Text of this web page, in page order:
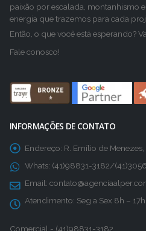
paixão por escalada, montanhismo e
energia que trazemos para cada
Então, o que você está esperando?
Fale conosco!
INFORMAÇÕES DE CONTATO
Endereço: R. Emílio de
Whats: (41)98831-3182/
Email:
Atendimento: Seg a Sex 8h – 17h
Comercial - (41)98831-3182